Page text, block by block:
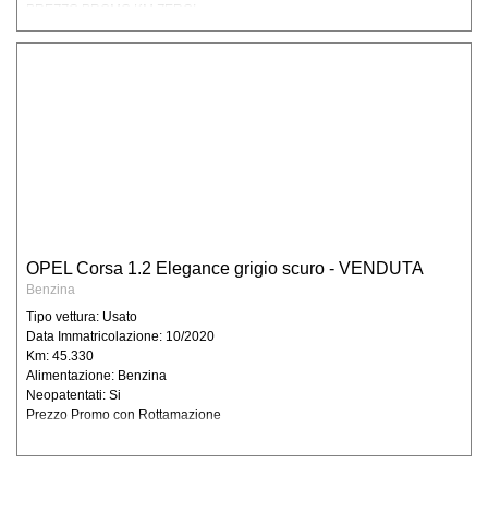
PREZZO PROMO KM ZERO!
OPEL Corsa 1.2 Elegance grigio scuro - VENDUTA
Benzina
Tipo vettura: Usato
Data Immatricolazione: 10/2020
Km: 45.330
Alimentazione: Benzina
Neopatentati: Si
Prezzo Promo con Rottamazione